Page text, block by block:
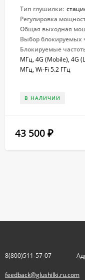
Тип глушилки:
Регулировка
Выбор блокируемых
Блокируемые
МГц, 4G (Mobile), 4G
МГц, Wi-Fi 5.2 ГГц
В НАЛИЧИИ
43 500 ₽
8(800)511-57-07
feedback@glushilki.ru.com